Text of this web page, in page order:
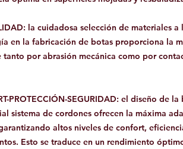
la cuidadosa selección de materiales a
en la fabricación de botas proporciona la
tanto por abrasión mecánica como por
PROTECCIÓN-SEGURIDAD: el diseño de la
sistema de cordones ofrecen la máxima
altos niveles de confort,
Esto se traduce en un rendimiento